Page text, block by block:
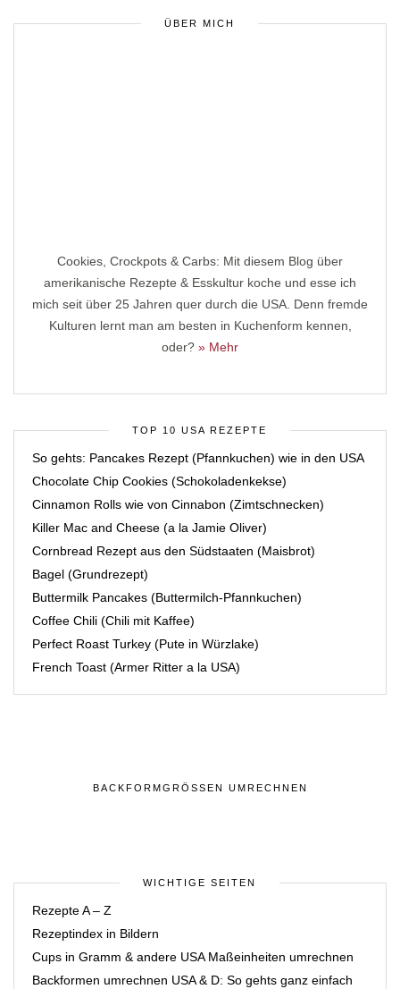
ÜBER MICH
Cookies, Crockpots & Carbs: Mit diesem Blog über
amerikanische Rezepte & Esskultur koche und esse ich
mich seit über 25 Jahren quer durch die USA. Denn fremde
Kulturen lernt man am besten in Kuchenform kennen,
oder? » Mehr
TOP 10 USA REZEPTE
So gehts: Pancakes Rezept (Pfannkuchen) wie in den USA
Chocolate Chip Cookies (Schokoladenkekse)
Cinnamon Rolls wie von Cinnabon (Zimtschnecken)
Killer Mac and Cheese (a la Jamie Oliver)
Cornbread Rezept aus den Südstaaten (Maisbrot)
Bagel (Grundrezept)
Buttermilk Pancakes (Buttermilch-Pfannkuchen)
Coffee Chili (Chili mit Kaffee)
Perfect Roast Turkey (Pute in Würzlake)
French Toast (Armer Ritter a la USA)
BACKFORMGRÖSSEN UMRECHNEN
WICHTIGE SEITEN
Rezepte A – Z
Rezeptindex in Bildern
Cups in Gramm & andere USA Maßeinheiten umrechnen
Backformen umrechnen USA & D: So gehts ganz einfach